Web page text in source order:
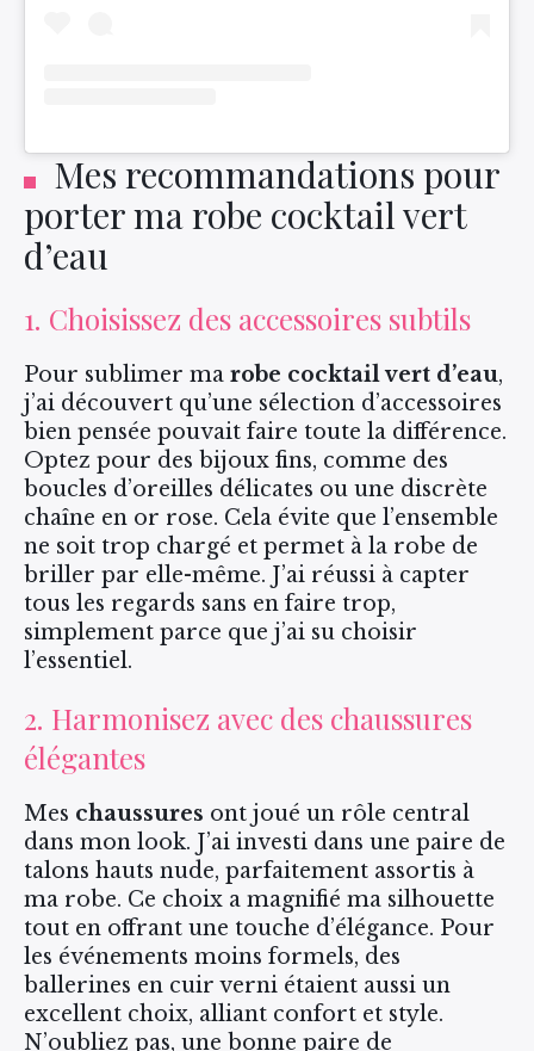
Mes recommandations pour
porter ma robe cocktail vert
d’eau
1. Choisissez des accessoires subtils
Pour sublimer ma robe cocktail vert d’eau,
j’ai découvert qu’une sélection d’accessoires
bien pensée pouvait faire toute la différence.
Optez pour des bijoux fins, comme des
boucles d’oreilles délicates ou une discrète
chaîne en or rose. Cela évite que l’ensemble
ne soit trop chargé et permet à la robe de
briller par elle-même. J’ai réussi à capter
tous les regards sans en faire trop,
simplement parce que j’ai su choisir
l’essentiel.
2. Harmonisez avec des chaussures
élégantes
Mes chaussures ont joué un rôle central
dans mon look. J’ai investi dans une paire de
talons hauts nude, parfaitement assortis à
ma robe. Ce choix a magnifié ma silhouette
tout en offrant une touche d’élégance. Pour
les événements moins formels, des
ballerines en cuir verni étaient aussi un
excellent choix, alliant confort et style.
N’oubliez pas, une bonne paire de